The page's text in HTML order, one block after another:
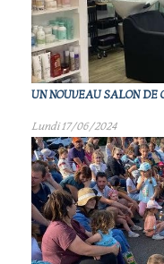
UN NOUVEAU SALON
Lundi 17/06/2024